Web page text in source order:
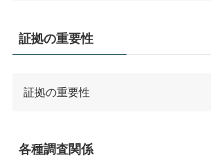
証拠の重要性
証拠の重要性
各種調査関係